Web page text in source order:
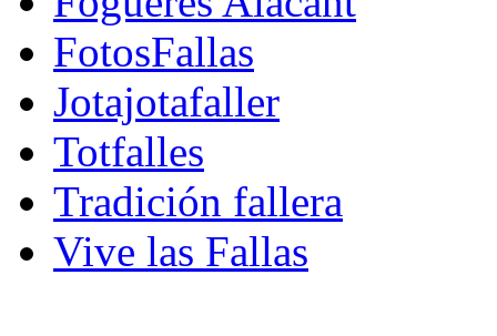
FotosFallas
Jotajotafaller
Totfalles
Tradición fallera
Vive las Fallas